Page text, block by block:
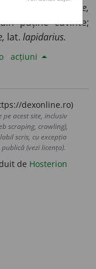
2) (
despre formule,
puține cuvinte;
lat. lapidarius.
acțiuni
dexonline.ro)
acest site, inclusiv
scraping, crawling),
scris, cu excepția
(vezi licența).
de Hosterion